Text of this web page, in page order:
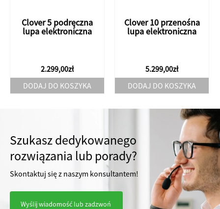
Clover 5 podręczna
lupa elektroniczna
2.299,00zł
DODAJ DO KOSZYKA
Clover 10 przenośna
lupa elektroniczna
5.299,00zł
DODAJ DO KOSZYKA
Szukasz dedykowanego
rozwiązania lub porady?
Skontaktuj się z naszym konsultantem!
Wyślij wiadomość lub zadzwoń